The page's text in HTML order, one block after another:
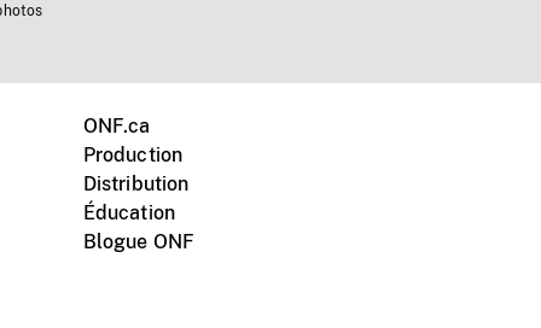
ONF.ca
Production
Distribution
Éducation
Blogue ONF